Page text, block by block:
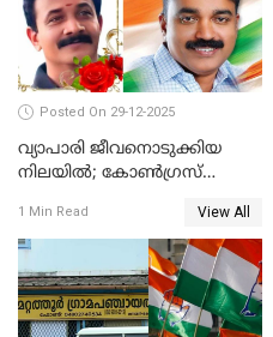
Posted On 29-12-2025
വ്യാപാരി ജീവനൊടുക്കിയ
നിലയില്‍; കോണ്‍ഗ്രസ്
മാനസികപീഡനമെന്ന് കുറിപ്പ്
1 Min Read View All